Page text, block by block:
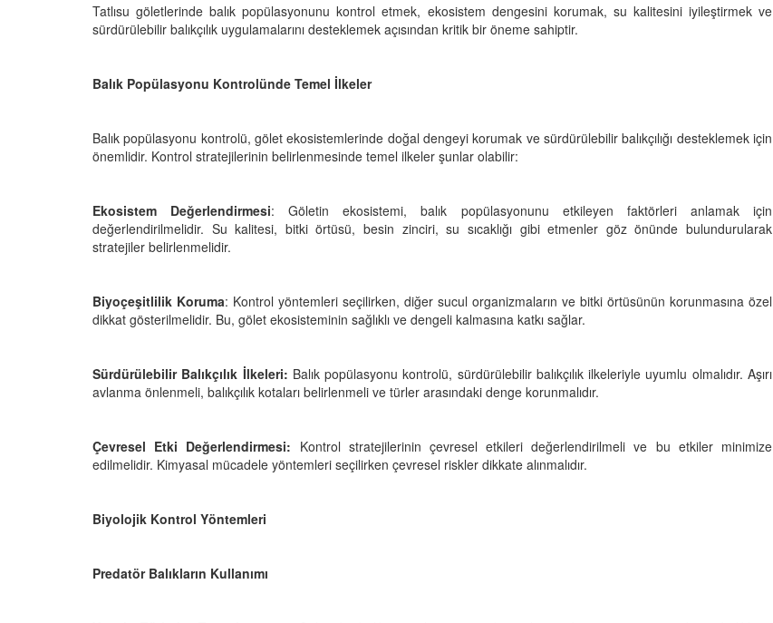
Tatlısu göletlerinde balık popülasyonunu kontrol etmek, ekosistem dengesini korumak, su kalitesini iyileştirmek ve
sürdürülebilir balıkçılık uygulamalarını desteklemek açısından kritik bir öneme sahiptir.
Balık Popülasyonu Kontrolünde Temel İlkeler
Balık popülasyonu kontrolü, gölet ekosistemlerinde doğal dengeyi korumak ve sürdürülebilir balıkçılığı desteklemek için
önemlidir. Kontrol stratejilerinin belirlenmesinde temel ilkeler şunlar olabilir:
Ekosistem Değerlendirmesi: Göletin ekosistemi, balık popülasyonunu etkileyen faktörleri anlamak için
değerlendirilmelidir. Su kalitesi, bitki örtüsü, besin zinciri, su sıcaklığı gibi etmenler göz önünde bulundurularak
stratejiler belirlenmelidir.
Biyoçeşitlilik Koruma: Kontrol yöntemleri seçilirken, diğer sucul organizmaların ve bitki örtüsünün korunmasına özel
dikkat gösterilmelidir. Bu, gölet ekosisteminin sağlıklı ve dengeli kalmasına katkı sağlar.
Sürdürülebilir Balıkçılık İlkeleri: Balık popülasyonu kontrolü, sürdürülebilir balıkçılık ilkeleriyle uyumlu olmalıdır. Aşırı
avlanma önlenmeli, balıkçılık kotaları belirlenmeli ve türler arasındaki denge korunmalıdır.
Çevresel Etki Değerlendirmesi: Kontrol stratejilerinin çevresel etkileri değerlendirilmeli ve bu etkiler minimize
edilmelidir. Kimyasal mücadele yöntemleri seçilirken çevresel riskler dikkate alınmalıdır.
Biyolojik Kontrol Yöntemleri
Predatör Balıkların Kullanımı
Unutkan Mı Yoksa
Altında
Genetik Mühendislik
Yaşayan Balıkların
Balıkların görsel fonksiyonlarını
01.01.2024
düzenlemeleri
01.01.2024
ve avantajları
01.01.2024
davranışlarını desteklemek
amacıyla kullanılan canlı yem
Balıkların ihtiyaçlarına uygun
01.01.2024
oyuncaklar ve düzenlemeler
01.01.2024
akvaryum düzenlemelerinde
taklit edilmesi
Işık spektrumunun ve
parlaklığın balıkların renkleri,
01.01.2024